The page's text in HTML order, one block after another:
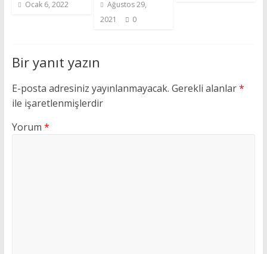
Ocak 6, 2022
Ağustos 29,
2021
0
Bir yanıt yazın
E-posta adresiniz yayınlanmayacak. Gerekli alanlar*
ile işaretlenmişlerdir
Yorum *